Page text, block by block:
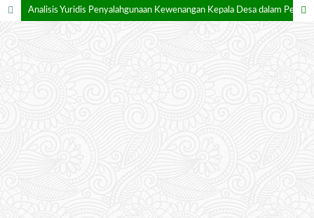
Analisis Yuridis Penyalahgunaan Kewenangan Kepala Desa dalam Pengelolaan Dana Desa dan Alokasi Dana Desa (Studi Putusan Nomor: 16/Pid.Sus-TPK/2024/PN.Kpg)